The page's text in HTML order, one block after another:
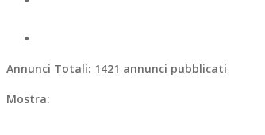
Annunci Totali: 1421 annunci pubblicati
Mostra: